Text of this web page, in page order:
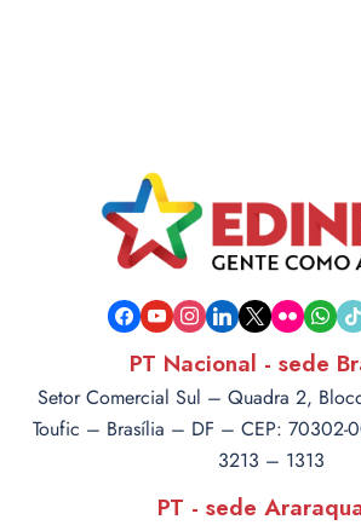
facebook
youtubeinstagram
linkedin
x flickr
PT Nacional - sede
Setor Comercial Sul – Quadra 2,
Toufic – Brasília – DF – CEP: 70302-
3213 – 1313
PT - sede